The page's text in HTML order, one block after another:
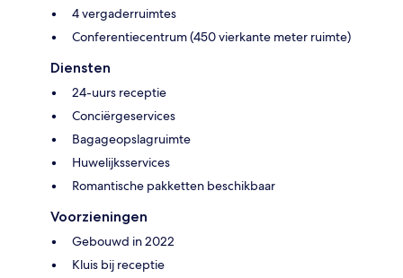
4 vergaderruimtes
Conferentiecentrum (450 vierkante meter ruimte)
Diensten
24-uurs receptie
Conciërgeservices
Bagageopslagruimte
Huwelijksservices
Romantische pakketten beschikbaar
Voorzieningen
Gebouwd in 2022
Kluis bij receptie